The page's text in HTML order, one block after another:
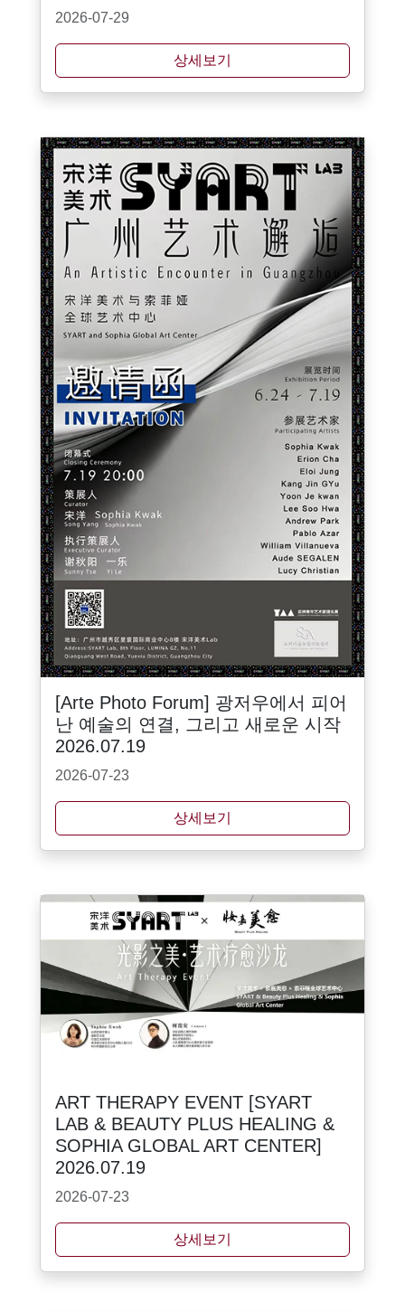
2026-07-29
상세보기
[Arte Photo Forum] 광저우에서 피어
난 예술의 연결, 그리고 새로운 시작
2026.07.19
2026-07-23
상세보기
ART THERAPY EVENT [SYART
LAB & BEAUTY PLUS HEALING &
SOPHIA GLOBAL ART CENTER]
2026.07.19
2026-07-23
상세보기